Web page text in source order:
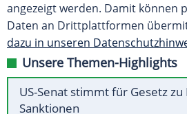
angezeigt werden. Damit können
Daten an Drittplattformen
dazu in unseren
Unsere Themen-Highlights
US-Senat stimmt für Gesetz zu
Sanktionen